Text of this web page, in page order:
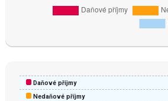
Daňové příjmy
Nedaňové příjmy